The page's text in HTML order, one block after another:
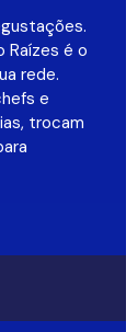
Raízes é o
rede.
e
trocam